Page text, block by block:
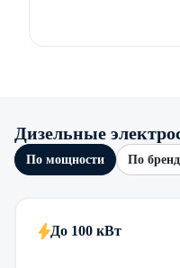
Дизельные
По мощности По
До 100 кВт